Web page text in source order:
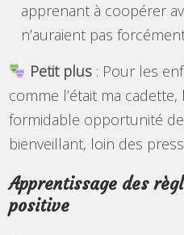
apprenant à coopérer
n’auraient pas
Petit plus: Pour les
comme l’était ma
formidable opportunité
bienveillant, loin des
Apprentissage des
positive